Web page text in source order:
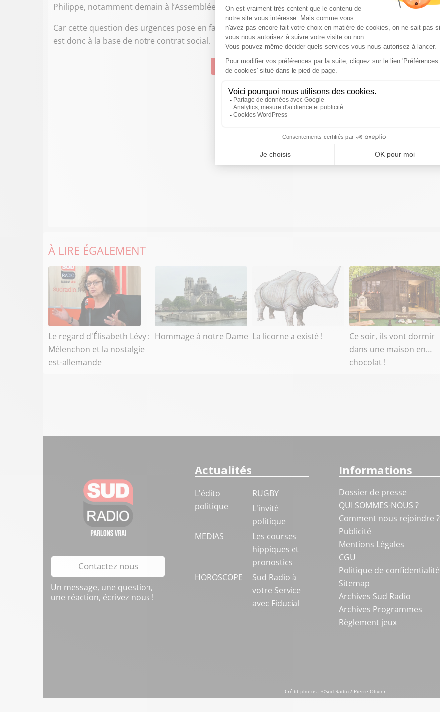
Philippe, notamment demain à l’Assemblée.
Car cette question des urgences pose en fait le rapport de tous les français à leur système de soins. Il
est donc à la base de notre contrat social.
Suivre Sud Radio
À LIRE ÉGALEMENT
Le regard d'Élisabeth Lévy :
Mélenchon et la nostalgie
est-allemande
Hommage à notre Dame La licorne a existé !
Ce soir, ils vont dormir
dans une maison en…
chocolat !
Contactez nous
Un message, une question,
une réaction, écrivez nous !
Actualités
L'édito
politique
RUGBY
L'invité
politique
MEDIAS
Les courses
hippiques et
pronostics
HOROSCOPE
Sud Radio à
votre Service
avec Fiducial
Informations
Dossier de presse
QUI SOMMES-NOUS ?
Comment nous rejoindre ?
Publicité
Mentions Légales
CGU
Politique de confidentialité
Sitemap
Archives Sud Radio
Archives Programmes
Règlement jeux
Crédit photos : ©Sud Radio / Pierre Olivier